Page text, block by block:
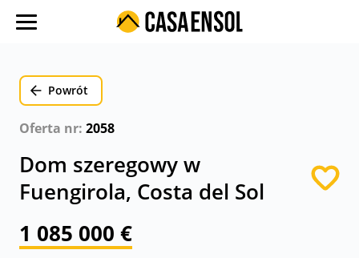
Oferty w regionach
Ulubione oferty
Koszty
Kontakt
Powrót
Oferta nr: 2058
Dom szeregowy w
Fuengirola, Costa del Sol
1 085 000 €